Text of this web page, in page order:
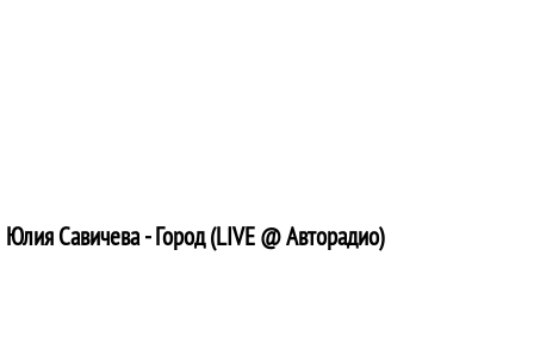
Юлия Савичева - Город (LIVE @ Авторадио)